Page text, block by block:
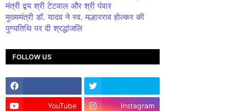
मंत्री द्वय श्री टेटवाल और श्री पंवार
मुख्यमंत्री डॉ. यादव ने स्व. मल्हारराव होल्कर की
पुण्यतिथि पर दी श्रद्धांजलि
FOLLOW US
YouTube Instagram